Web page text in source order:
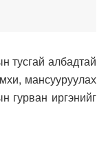
тусгай албадтай
мансууруулах
гурван иргэнийг